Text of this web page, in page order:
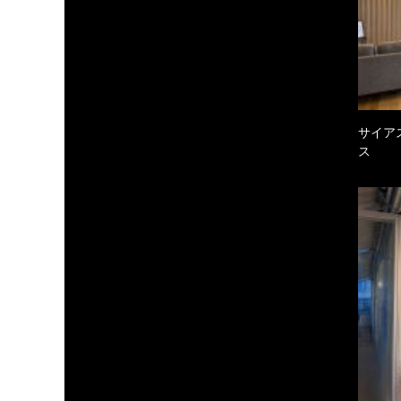
サイア
ス